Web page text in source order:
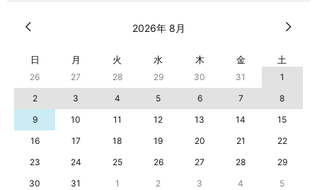
2026年 8月
日 月 火 水 木 金 土
26 27 28 29 30 31
1
2
3 4 5 6 7
8
9
10 11 12 13 14
15
16
17 18 19 20 21
22
23
24 25 26 27 28
29
30
31 1 2 3 4 5